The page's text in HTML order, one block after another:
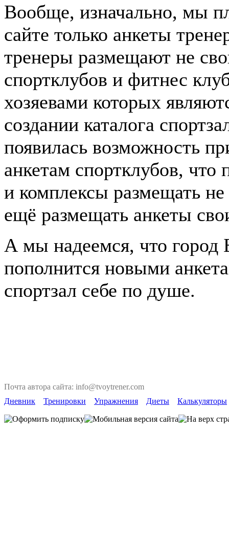
Вообще, изначально, мы
сайте только анкеты
тренеры размещают не
спортклубов и фитнес
хозяевами которых
создании каталога
появилась возможность
анкетам спортклубов,
и комплексы размещать
ещё размещать анкеты
А мы надеемся, что город
пополнится новыми
спортзал себе по душе.
Почта автора сайта: info@tvoytrener.com
Дневник
Тренировки Упражнения Диеты Калькуляторы